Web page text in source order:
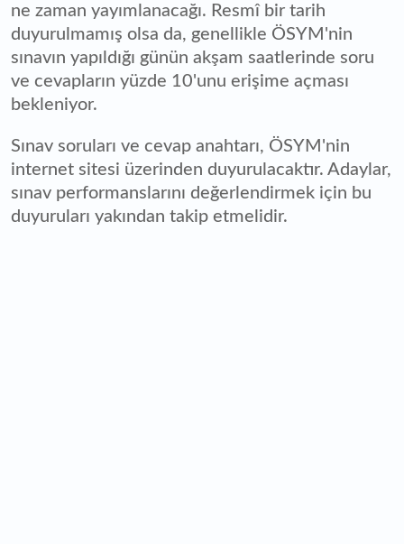
ne zaman yayımlanacağı. Resmî bir tarih
duyurulmamış olsa da, genellikle ÖSYM'nin
sınavın yapıldığı günün akşam saatlerinde soru
ve cevapların yüzde 10'unu erişime açması
bekleniyor.
Sınav soruları ve cevap anahtarı, ÖSYM'nin
internet sitesi üzerinden duyurulacaktır. Adaylar,
sınav performanslarını değerlendirmek için bu
duyuruları yakından takip etmelidir.